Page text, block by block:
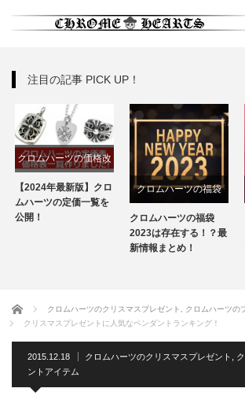
注目の記事 PICK UP！
クロムハーツの価格改
定
【2024年最新版】クロ
ムハーツの定価一覧を
公開！
クロムハーツの福袋
クロムハーツの福袋
2023は存在する！？最
新情報まとめ！
ホーム クロムハーツのクリスマスプレゼント
クロムハーツの
クリスマスプレゼントに人気なペンダントランキング！
2015.12.18 クロムハーツのクリスマスプレゼント
ントアイテム